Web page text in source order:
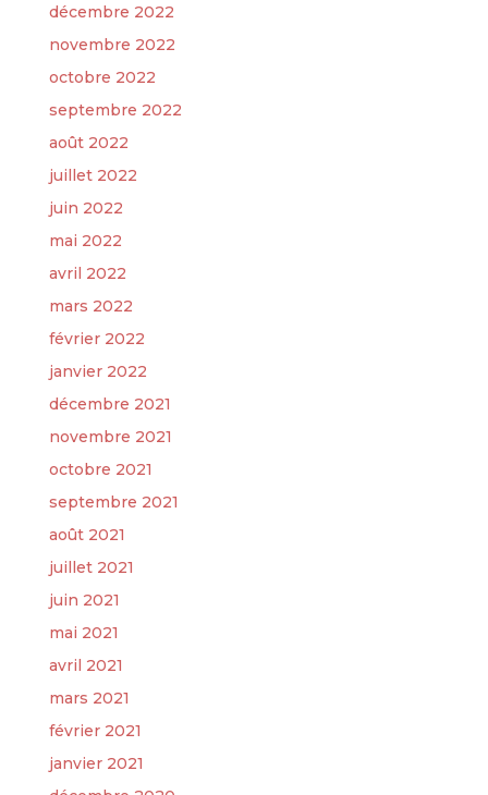
décembre 2022
novembre 2022
octobre 2022
septembre 2022
août 2022
juillet 2022
juin 2022
mai 2022
avril 2022
mars 2022
février 2022
janvier 2022
décembre 2021
novembre 2021
octobre 2021
septembre 2021
août 2021
juillet 2021
juin 2021
mai 2021
avril 2021
mars 2021
février 2021
janvier 2021